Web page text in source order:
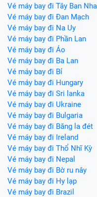
Vé máy bay đi Tây Ban Nha
Vé máy bay đi Đan Mạch
Vé máy bay đi Na Uy
Vé máy bay đi Phần Lan
Vé máy bay đi Áo
Vé máy bay đi Ba Lan
Vé máy bay đi Bỉ
Vé máy bay đi Hungary
Vé máy bay đi Sri lanka
Vé máy bay đi Ukraine
Vé máy bay đi Bulgaria
Vé máy bay đi Băng la đét
Vé máy bay đi Ireland
Vé máy bay đi Thổ Nhĩ Kỳ
Vé máy bay đi Nepal
Vé máy bay đi Bờ ru nây
Vé máy bay đi Hy lạp
Vé máy bay đi Brazil